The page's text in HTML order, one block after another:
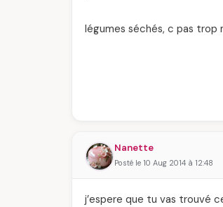
légumes séchés, c pas trop
Nanette
Posté le 10 Aug 2014 à 12:48
j’espere que tu vas trouvé